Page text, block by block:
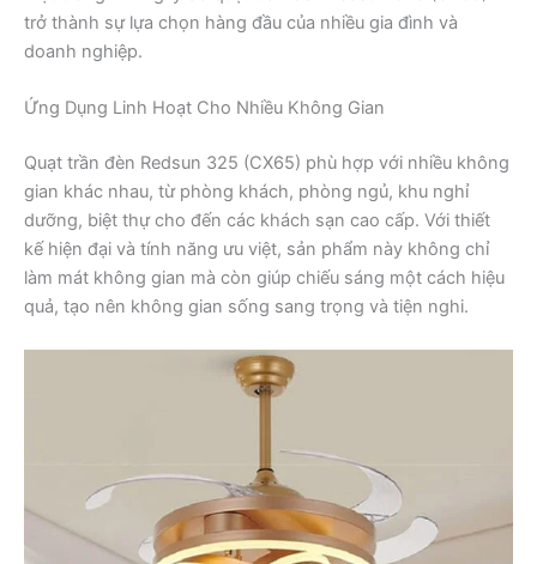
trở thành sự lựa chọn hàng đầu của nhiều gia đình và
doanh nghiệp.
Ứng Dụng Linh Hoạt Cho Nhiều Không Gian
Quạt trần đèn Redsun 325 (CX65) phù hợp với nhiều không
gian khác nhau, từ phòng khách, phòng ngủ, khu nghỉ
dưỡng, biệt thự cho đến các khách sạn cao cấp. Với thiết
kế hiện đại và tính năng ưu việt, sản phẩm này không chỉ
làm mát không gian mà còn giúp chiếu sáng một cách hiệu
quả, tạo nên không gian sống sang trọng và tiện nghi.